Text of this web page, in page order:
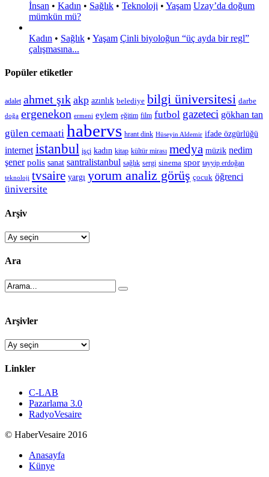
İnsan • Kadın • Sağlık • Teknoloji • Yaşam Uzay’da doğum
mümkün mü?
Kadın • Sağlık • Yaşam Çinli biyoloğun “üç ayda bir regl”
çalışmasına...
Popüler etiketler
adalet ahmet şık akp azınlık belediye bilgi üniversitesi darbe
doğa ergenekon ermeni eylem eğitim film futbol gazeteci gökhan tan
gülen cemaati habervs hrant dink Hüseyin Aldemir ifade özgürlüğü
internet istanbul işçi kadın kitap kültür mirası medya müzik nedim
şener polis sanat santralistanbul sağlık sergi sinema spor tayyip erdoğan
teknoloji tvsaire yargı yorum analiz görüş çocuk öğrenci
üniversite
Arşiv
Arşiv
Ara
Arşivler
Arşivler
Linkler
C-LAB
Pazarlama 3.0
RadyoVesaire
© HaberVesaire 2016
Anasayfa
Künye